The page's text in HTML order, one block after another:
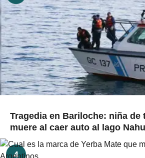
Tragedia en Bariloche: niña de
muere al caer auto al lago
4